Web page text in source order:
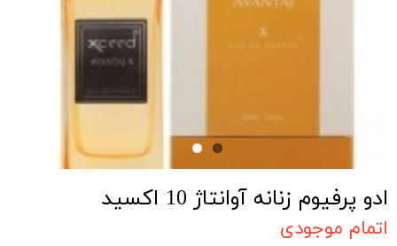
ادو پرفیوم زنانه آوانتاژ 10 اکسید
اتمام موجودی